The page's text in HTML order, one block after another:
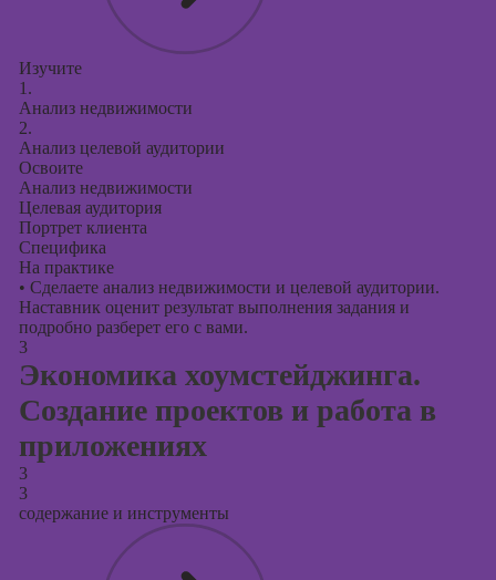
Изучите
1.
Анализ недвижимости
2.
Анализ целевой аудитории
Освоите
Анализ недвижимости
Целевая аудитория
Портрет клиента
Специфика
На практике
• Сделаете анализ недвижимости и целевой аудитории.
Наставник оценит результат выполнения задания и
подробно разберет его с вами.
3
Экономика хоумстейджинга.
Создание проектов и работа в
приложениях
3
3
содержание и инструменты